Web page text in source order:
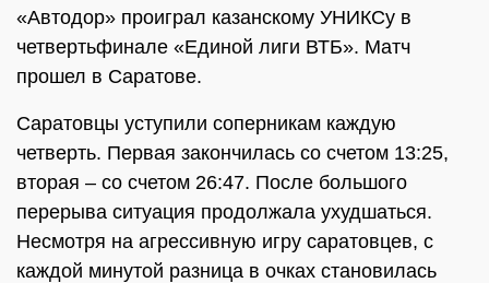
«Автодор» проиграл казанскому УНИКСу в
четвертьфинале «Единой лиги ВТБ». Матч
прошел в Саратове.
Саратовцы уступили соперникам каждую
четверть. Первая закончилась со счетом 13:25,
вторая – со счетом 26:47. После большого
перерыва ситуация продолжала ухудшаться.
Несмотря на агрессивную игру саратовцев, с
каждой минутой разница в очках становилась